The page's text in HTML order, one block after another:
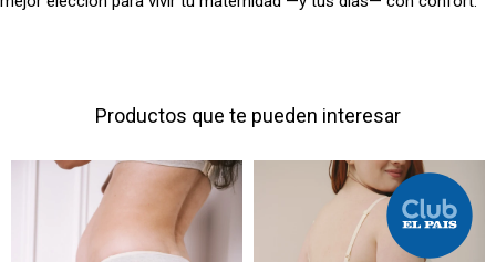
Productos que te pueden interesar